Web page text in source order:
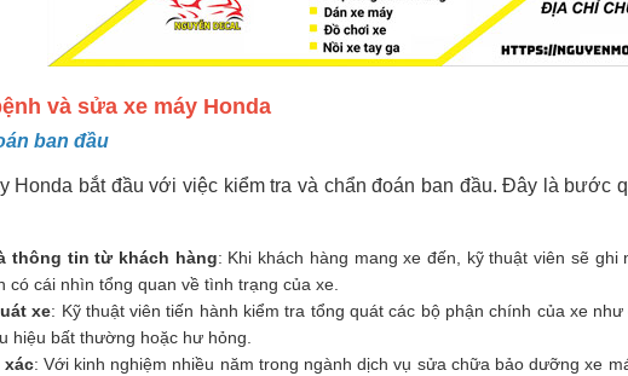
và sửa xe máy Honda
ban đầu
Honda bắt đầu với việc kiểm tra và chẩn đoán ban đầu. Đây là bước
thông tin từ khách hàng: Khi khách hàng mang xe đến, kỹ thuật viên sẽ
có cái nhìn tổng quan về tình trạng của xe.
xe: Kỹ thuật viên tiến hành kiểm tra tổng quát các bộ phận chính của xe
hiệu bất thường hoặc hư hỏng.
xác: Với kinh nghiệm nhiều năm trong ngành dịch vụ sửa chữa bảo dưỡng xe